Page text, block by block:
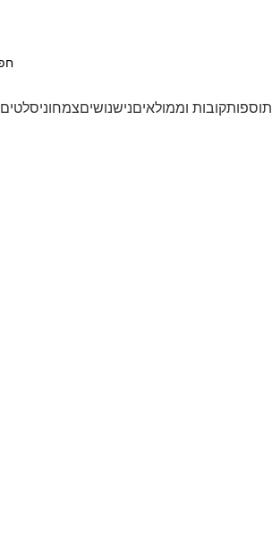
תוספותקובות וממולאיםנישנושיםצמחוניסלטים